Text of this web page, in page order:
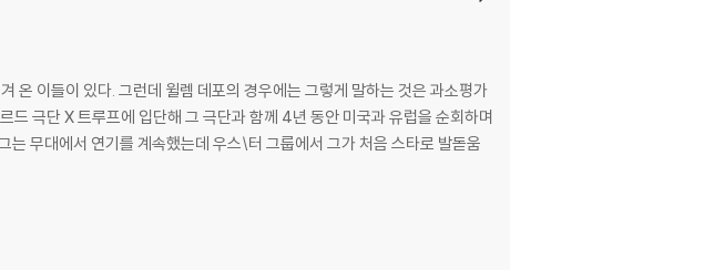
온 이들이 있다. 그런데 윌렘 데포의 경우에는 그렇게 말하는 것은 과소평가
극단 X 트루프에 입단해 그 극단과 함께 4년 동안 미국과 유럽을 순회하며